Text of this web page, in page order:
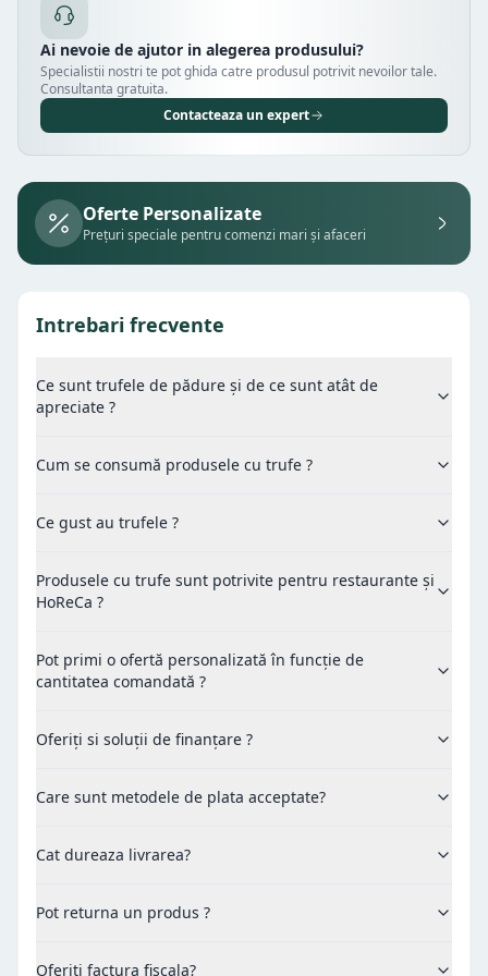
Ai nevoie de ajutor in alegerea produsului?
Specialistii nostri te pot ghida catre produsul potrivit nevoilor tale.
Consultanta gratuita.
Contacteaza un expert
Oferte Personalizate
Prețuri speciale pentru comenzi mari și afaceri
Intrebari frecvente
Ce sunt trufele de pădure și de ce sunt atât de
apreciate ?
Cum se consumă produsele cu trufe ?
Ce gust au trufele ?
Produsele cu trufe sunt potrivite pentru restaurante și
HoReCa ?
Pot primi o ofertă personalizată în funcție de
cantitatea comandată ?
Oferiți si soluții de finanțare ?
Care sunt metodele de plata acceptate?
Cat dureaza livrarea?
Pot returna un produs ?
Oferiti factura fiscala?